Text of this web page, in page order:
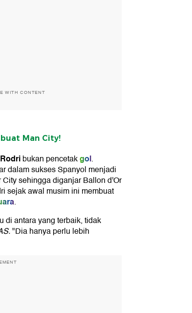
WITH CONTENT
Man City!
Rodribukan pencetakgol.
dalam sukses Spanyol menjadi
sehingga diganjar Ballon d'Or
sejak awal musim ini membuat
.
di antara yang terbaik, tidak
"Dia hanya perlu lebih